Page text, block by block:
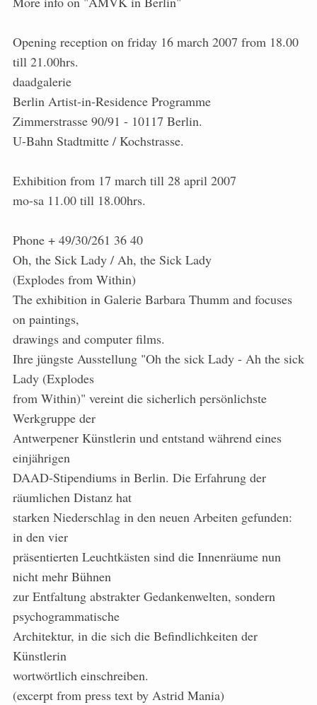
Opening reception on friday 16 march 2007 from 18.00
till 21.00hrs.
daadgalerie
Berlin Artist-in-Residence Programme
Zimmerstrasse 90/91 - 10117 Berlin.
U-Bahn Stadtmitte / Kochstrasse.
Exhibition from 17 march till 28 april 2007
mo-sa 11.00 till 18.00hrs.
Phone + 49/30/261 36 40
Oh, the Sick Lady / Ah, the Sick Lady
(Explodes from Within)
The exhibition in Galerie Barbara Thumm and focuses
on paintings,
drawings and computer films.
Ihre jüngste Ausstellung "Oh the sick Lady - Ah the sick
Lady (Explodes
from Within)" vereint die sicherlich persönlichste
Werkgruppe der
Antwerpener Künstlerin und entstand während eines
einjährigen
DAAD-Stipendiums in Berlin. Die Erfahrung der
räumlichen Distanz hat
starken Niederschlag in den neuen Arbeiten gefunden:
in den vier
präsentierten Leuchtkästen sind die Innenräume nun
nicht mehr Bühnen
zur Entfaltung abstrakter Gedankenwelten, sondern
psychogrammatische
Architektur, in die sich die Befindlichkeiten der
Künstlerin
wortwörtlich einschreiben.
(excerpt from press text by Astrid Mania)